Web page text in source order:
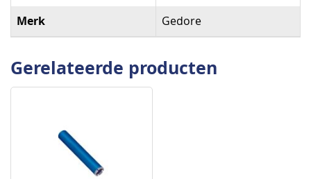
Merk Gedore
Gerelateerde producten